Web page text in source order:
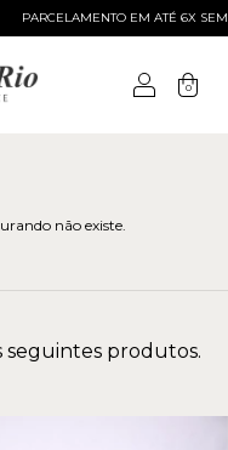
PARCELAMENTO EM ATÉ 6X SEM
0
não existe.
seguintes produtos.